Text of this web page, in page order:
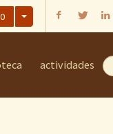
0
actividades